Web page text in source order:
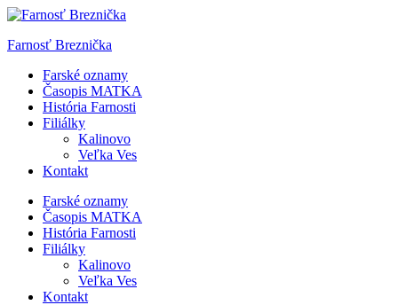
Skip
content
Farnosť Breznička
Farské oznamy
Časopis MATKA
História Farnosti
Filiálky
Kalinovo
Veľka Ves
Kontakt
Farské oznamy
Časopis MATKA
História Farnosti
Filiálky
Kalinovo
Veľka Ves
Kontakt